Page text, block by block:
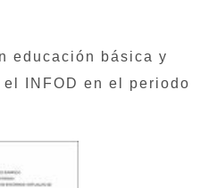
educación básica y
el INFOD en el periodo